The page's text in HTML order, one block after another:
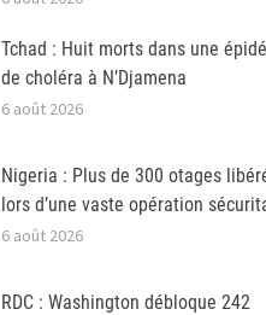
Tchad : Huit morts dans une
de choléra à N’Djamena
6 août 2026
Nigeria : Plus de 300 otages
lors d’une vaste opération
6 août 2026
RDC : Washington débloque 242